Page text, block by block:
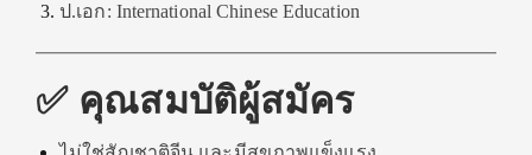
ป.เอก: International Chinese Education
✅ คุณสมบัติผู้สมัคร